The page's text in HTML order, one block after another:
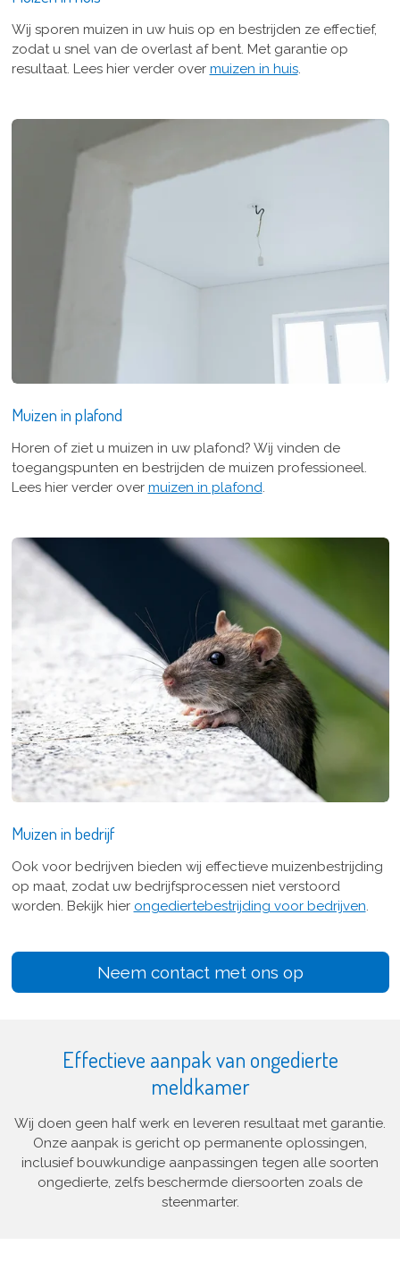
Wij sporen muizen in uw huis op en bestrijden ze effectief,
zodat u snel van de overlast af bent. Met garantie op
resultaat. Lees hier verder over muizen in huis.
Muizen in plafond
Horen of ziet u muizen in uw plafond? Wij vinden de
toegangspunten en bestrijden de muizen professioneel.
Lees hier verder over muizen in plafond.
Muizen in bedrijf
Ook voor bedrijven bieden wij effectieve muizenbestrijding
op maat, zodat uw bedrijfsprocessen niet verstoord
worden. Bekijk hier ongediertebestrijding voor bedrijven
Neem contact met ons op
Effectieve aanpak van ongedierte
meldkamer
Wij doen geen half werk en leveren resultaat met garantie.
Onze aanpak is gericht op permanente oplossingen,
inclusief bouwkundige aanpassingen tegen alle soorten
ongedierte, zelfs beschermde diersoorten zoals de
steenmarter.